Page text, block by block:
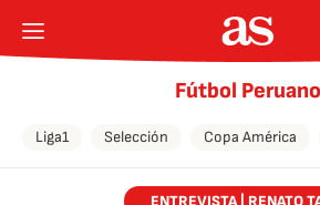
Fútbol Peruano
Liga1 Selección Copa América
ENTREVISTA | RENATO